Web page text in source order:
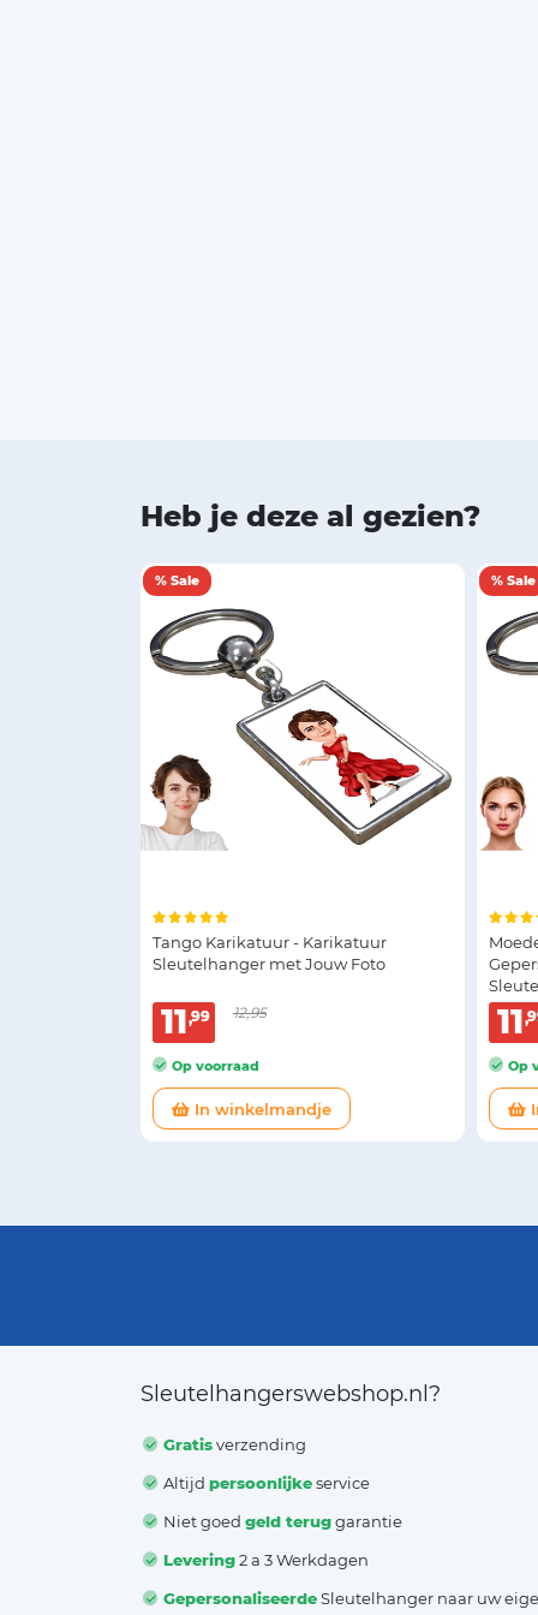
Heb je deze al gezien?
% Sale
Tango Karikatuur - Karikatuur
Sleutelhanger met Jouw Foto
11 99 12,95
Op voorraad
In winkelmandje
% Sale
11
Op
Sleutelhangerswebshop.nl?
Gratisverzending
Altijdpersoonlijkeservice
Niet goedgeld teruggarantie
Levering2 a 3 Werkdagen
GepersonaliseerdeSleutelhanger naar uw